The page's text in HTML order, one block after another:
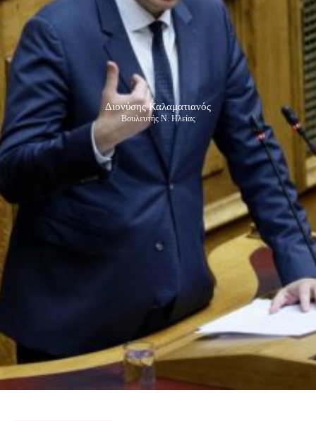
Διονύσης Καλαματιανός
Βουλευτής Ν. Ηλείας